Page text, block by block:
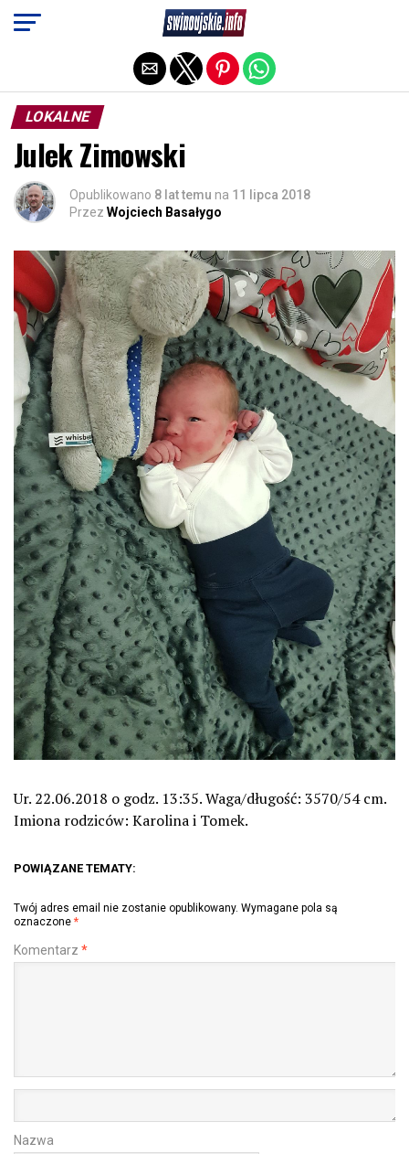
LOKALNE
Julek Zimowski
Opublikowano 8 lat temu na 11 lipca 2018
Przez Wojciech Basałygo
Ur. 22.06.2018 o godz. 13:35. Waga/długość: 3570/54 cm.
Imiona rodziców: Karolina i Tomek.
POWIĄZANE TEMATY:
Twój adres email nie zostanie opublikowany. Wymagane pola są
oznaczone *
Komentarz *
Nazwa
Exit mobile version